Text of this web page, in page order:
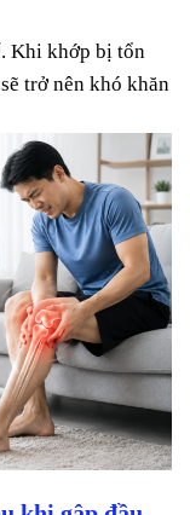
Khi khớp bị tổn
trở nên khó khăn